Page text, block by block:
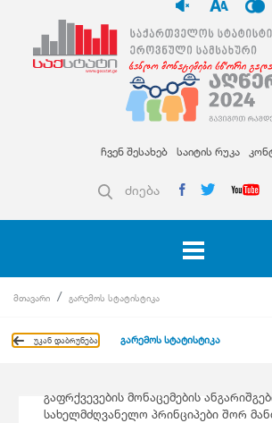
ჩვენ შესახებ საიტის რუკა
ძიება
მთავარი გარემოს სტატისტიკა
უკან დაბრუნება გარემოს სტატისტიკა
გაფრქვევების მონაცემების
სახელმძღვანელო პრინციპები შორ